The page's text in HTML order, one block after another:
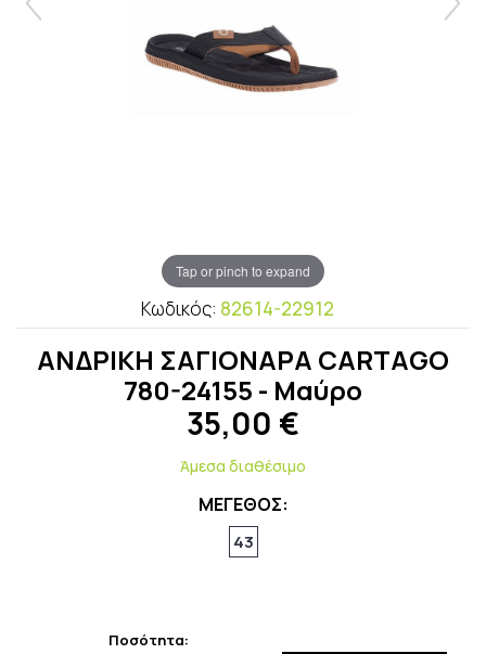
Tap or pinch to expand
Κωδικός: 82614-22912
ΑΝΔΡΙΚΗ ΣΑΓΙΟΝΑΡΑ CARTAGO
780-24155 - Μαύρο
35,00 €
Άμεσα διαθέσιμο
ΜΕΓΕΘΟΣ:
43
Ποσότητα: